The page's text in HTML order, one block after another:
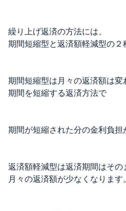
繰り上げ返済の方法には、
期間短縮型と返済額軽減型の２
期間短縮型は月々の返済額は変
期間を短縮する返済方法で
期間が短縮された分の金利負担
返済額軽減型は返済期間はその
月々の返済額が少なくなります